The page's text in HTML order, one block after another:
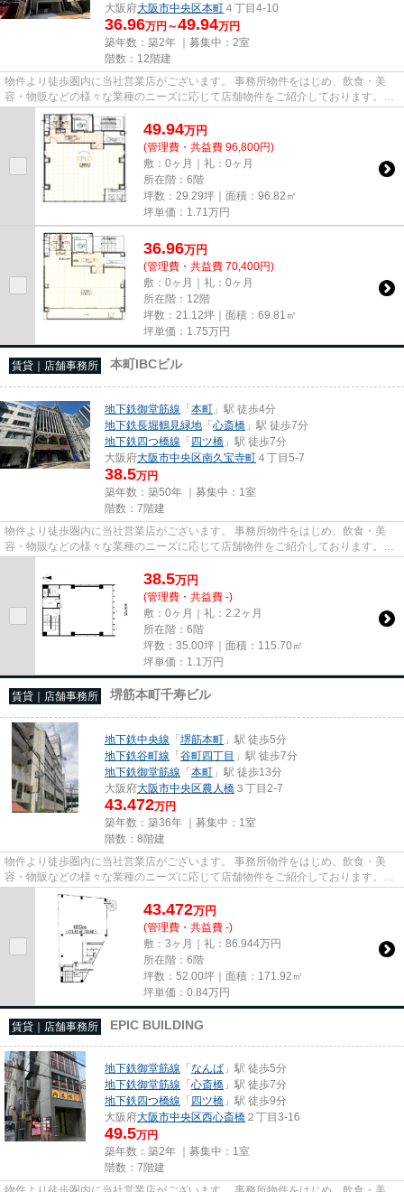
大阪府大阪市中央区本町 ４丁目4-10
36.96万円～49.94万円
築年数：築2年 ｜募集中： 2室
階数：12階建
物件より徒歩圏内に当社営業店がございます。 事務所物件をはじめ、飲食・美
容・物販などの様々な業種のニーズに応じて店舗物件をご紹介しております。
尚、弊社ではおとり広告は一切...
49.94万円
(管理費・共益費 96,800円)
敷：0ヶ月｜礼：0ヶ月
所在階：6階
坪数：29.29坪｜面積：96.82㎡
坪単価： 1.71 万円
36.96万円
(管理費・共益費 70,400円)
敷：0ヶ月｜礼：0ヶ月
所在階：12階
坪数：21.12坪｜面積：69.81㎡
坪単価： 1.75万円
賃貸｜店舗事務所 本町IBCビル
地下鉄御堂筋線 「本町 」駅 徒歩4分
地下鉄長堀鶴見緑地 「心斎橋 」駅 徒歩7分
地下鉄四つ橋線 「四ツ橋 」駅 徒歩7分
大阪府大阪市中央区南久宝寺町 ４丁目5-7
38.5万円
築年数：築50年 ｜募集中： 1室
階数：7階建
物件より徒歩圏内に当社営業店がございます。 事務所物件をはじめ、飲食・美
容・物販などの様々な業種のニーズに応じて店舗物件をご紹介しております。
尚、弊社ではおとり広告は一切...
38.5万円
(管理費・共益費 -)
敷：0ヶ月｜礼：2.2ヶ月
所在階：6階
坪数：35.00坪｜面積：115.70㎡
坪単価： 1.1 万円
賃貸｜店舗事務所 堺筋本町千寿ビル
地下鉄中央線 「堺筋本町 」駅 徒歩5分
地下鉄谷町線 「谷町四丁目 」駅 徒歩7分
地下鉄御堂筋線 「本町 」駅 徒歩13分
大阪府大阪市中央区農人橋 ３丁目2-7
43.472万円
築年数：築36年 ｜募集中： 1室
階数：8階建
物件より徒歩圏内に当社営業店がございます。 事務所物件をはじめ、飲食・美
容・物販などの様々な業種のニーズに応じて店舗物件をご紹介しております。
尚、弊社ではおとり広告は一切...
43.472万円
(管理費・共益費 -)
敷：3ヶ月｜礼：86.944万円
所在階：6階
坪数：52.00坪｜面積：171.92㎡
坪単価： 0.84万円
賃貸｜店舗事務所 EPIC BUILDING
地下鉄御堂筋線 「なんば 」駅 徒歩5分
地下鉄御堂筋線 「心斎橋 」駅 徒歩7分
地下鉄四つ橋線 「四ツ橋 」駅 徒歩9分
大阪府大阪市中央区西心斎橋 ２丁目3-16
49.5万円
築年数：築2年 ｜募集中： 1室
階数：7階建